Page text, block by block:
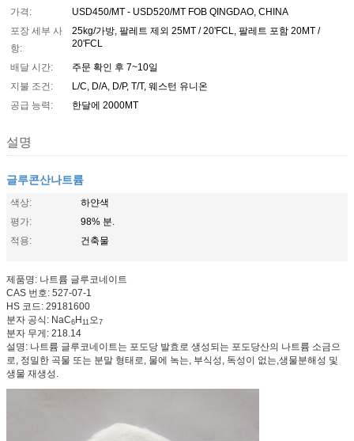
가격:
USD450/MT - USD520/MT FOB QINGDAO, CHINA
포장 세부 사
항:
25kg/가방, 팔레트 제외 25MT / 20'FCL, 팔레트 포함 20MT /
20'FCL
배달 시간:
주문 확인 후 7~10일
지불 조건:
L/C, D/A, D/P, T/T, 웨스턴 유니온
공급 능력:
한달에 2000MT
설명
글루콘산나트륨
색상:
하얀색
평가:
98% 분.
적용:
건축물
제품명: 나트륨 글루코네이트
CAS 번호: 527-07-1
HS 코드: 29181600
분자 공식: NaC6H11오7
분자 무게: 218.14
설명: 나트륨 글루코네이트는 포도당 발효로 생성되는 포도당산의 나트륨 소금으
로, 정밀한 곡물 또는 분말 형태로, 물에 녹는, 부식성, 독성이 없는,생물분해성 및
생물 재생성.